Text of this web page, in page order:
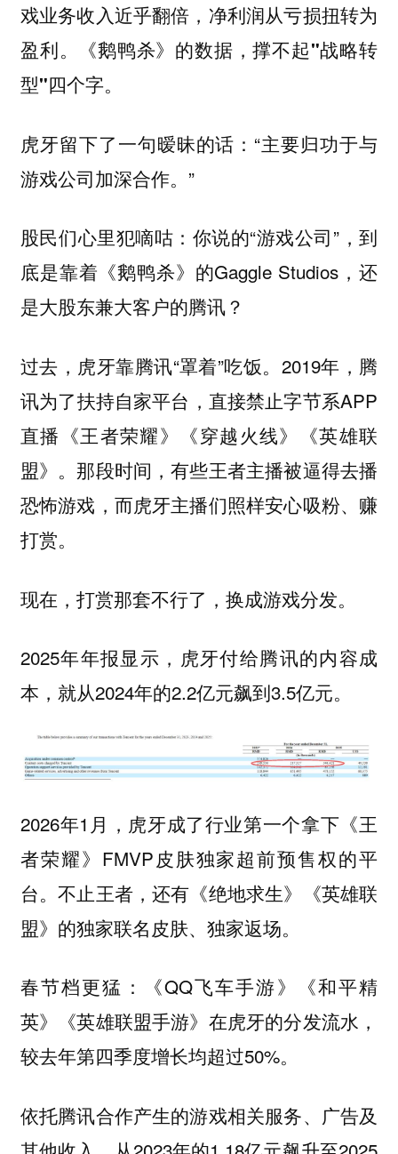
戏业务收入近乎翻倍，净利润从亏损扭转为
盈利。
《鹅鸭杀》的数据，撑不起"战略转
型"四个字。
虎牙留下了一句暧昧的话：“主要归功于与
游戏公司加深合作。”
股民们心里犯嘀咕：你说的“游戏公司”，到
底是靠着《鹅鸭杀》的Gaggle Studios，还
是大股东兼大客户的腾讯？
过去，虎牙靠腾讯“罩着”吃饭。2019年，腾
讯为了扶持自家平台，直接禁止字节系APP
直播《王者荣耀》《穿越火线》《英雄联
盟》。那段时间，有些王者主播被逼得去播
恐怖游戏，而虎牙主播们照样安心吸粉、赚
打赏。
现在，打赏那套不行了，换成游戏分发。
2025年年报显示，虎牙付给腾讯的内容成
本，就从2024年的2.2亿元飙到3.5亿元。
2026年1月，虎牙成了行业第一个拿下《王
者荣耀》FMVP皮肤独家超前预售权的平
台。不止王者，还有《绝地求生》《英雄联
盟》的独家联名皮肤、独家返场。
春节档更猛：《QQ飞车手游》《和平精
英》《英雄联盟手游》在虎牙的分发流水，
较去年第四季度增长均超过50%。
依托腾讯合作产生的游戏相关服务、广告及